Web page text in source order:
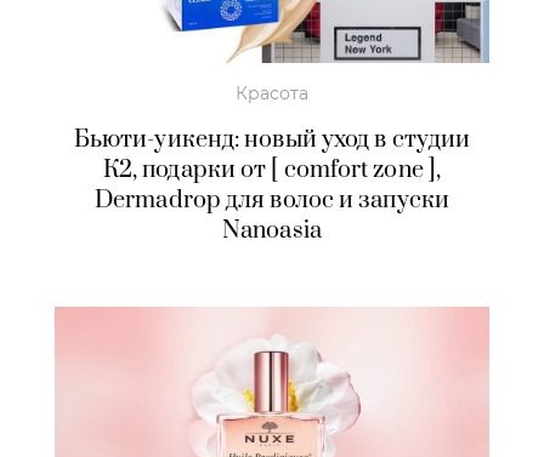
Красота
Бьюти-уикенд: новый уход в студии
К2, подарки от [ comfort zone ],
Dermadrop для волос и запуски
Nanoasia